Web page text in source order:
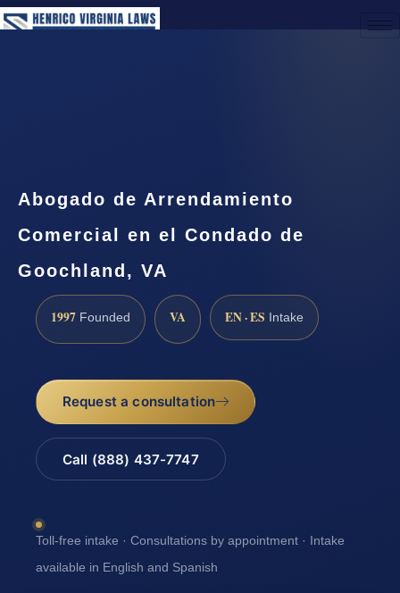
Abogado de Arrendamiento
Comercial en el Condado de
Goochland, VA
1997 Founded VA EN · ES Intake
Request a consultation
Call (888) 437-7747
Toll-free intake · Consultations by appointment · Intake
available in English and Spanish